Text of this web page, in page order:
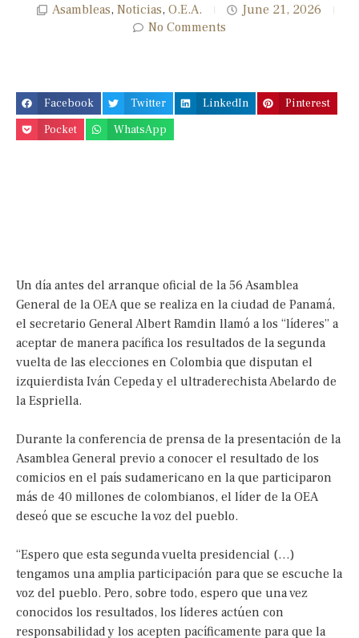
Asambleas, Noticias, O.E.A.
June 21, 2026
No Comments
Facebook Twitter LinkedIn
Pinterest
Pocket
WhatsApp
Un día antes del arranque oficial de la 56 Asamblea
General de la OEA que se realiza en la ciudad de Panamá,
el secretario General Albert Ramdin llamó a los “líderes” a
aceptar de manera pacífica los resultados de la segunda
vuelta de las elecciones en Colombia que disputan el
izquierdista Iván Cepeda y el ultraderechista Abelardo de
la Espriella.
Durante la conferencia de prensa de la presentación de la
Asamblea General previo a conocer el resultado de los
comicios en el país sudamericano en la que participaron
más de 40 millones de colombianos, el líder de la OEA
deseó que se escuche la voz del pueblo.
“Espero que esta segunda vuelta presidencial (…)
tengamos una amplia participación para que se escuche la
voz del pueblo. Pero, sobre todo, espero que una vez
conocidos los resultados, los líderes actúen con
responsabilidad y los acepten pacíficamente para que la